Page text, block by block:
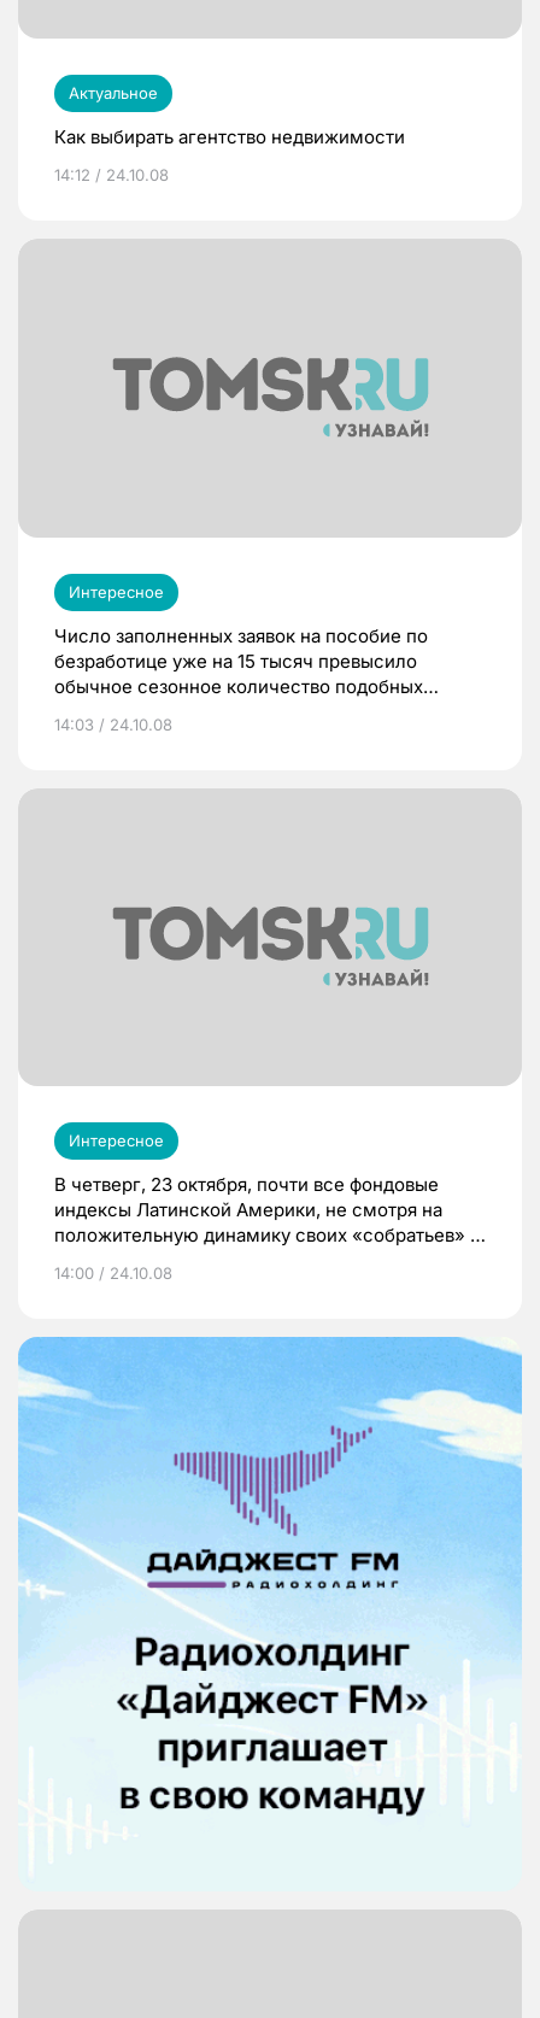
Актуальное
Как выбирать агентство недвижимости
14:12 / 24.10.08
Интересное
Число заполненных заявок на пособие по
безработице уже на 15 тысяч превысило
обычное сезонное количество подобных
тысяч.
14:03 / 24.10.08
Интересное
В четверг, 23 октября, почти все фондовые
индексы Латинской Америки, не смотря на
положительную динамику своих «собратьев» в
«зеленую зону» удалось лишь аргентинскому
14:00 / 24.10.08